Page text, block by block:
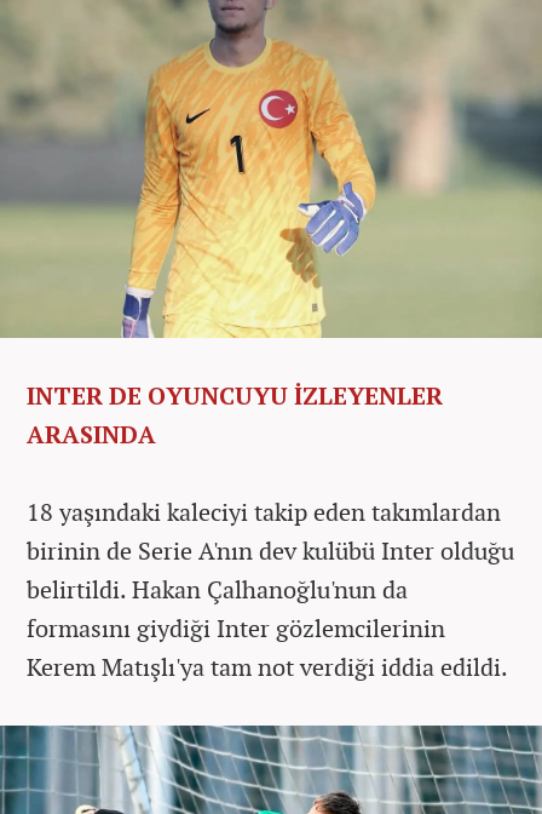
INTER DE OYUNCUYU İZLEYENLER
ARASINDA
18 yaşındaki kaleciyi takip eden takımlardan
birinin de Serie A'nın dev kulübü Inter olduğu
belirtildi. Hakan Çalhanoğlu'nun da
formasını giydiği Inter gözlemcilerinin
Kerem Matışlı'ya tam not verdiği iddia edildi.